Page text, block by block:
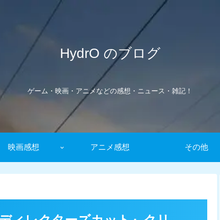
HydrO のブログ
ゲーム・映画・アニメなどの感想・ニュース・雑記！
映画感想 アニメ感想 その他